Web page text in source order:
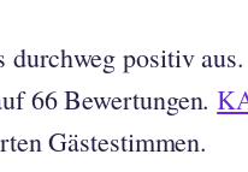
durchweg positiv
66 Bewertungen.
Gästestimmen.